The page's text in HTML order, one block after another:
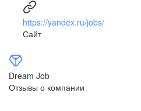
https://yandex.ru/jobs/
Сайт
Dream Job
Отзывы о компании